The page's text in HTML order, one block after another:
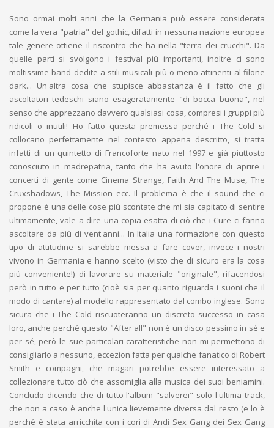
Sono ormai molti anni che la Germania può essere considerata
come la vera "patria" del gothic, difatti in nessuna nazione europea
tale genere ottiene il riscontro che ha nella "terra dei crucchi". Da
quelle parti si svolgono i festival più importanti, inoltre ci sono
moltissime band dedite a stili musicali più o meno attinenti al filone
dark... Un'altra cosa che stupisce abbastanza è il fatto che gli
ascoltatori tedeschi siano esageratamente "di bocca buona", nel
senso che apprezzano davvero qualsiasi cosa, compresi i gruppi più
ridicoli o inutili! Ho fatto questa premessa perché i The Cold si
collocano perfettamente nel contesto appena descritto, si tratta
infatti di un quintetto di Francoforte nato nel 1997 e già piuttosto
conosciuto in madrepatria, tanto che ha avuto l'onore di aprire i
concerti di gente come Cinema Strange, Faith And The Muse, The
Crüxshadows, The Mission ecc. Il problema è che il sound che ci
propone è una delle cose più scontate che mi sia capitato di sentire
ultimamente, vale a dire una copia esatta di ciò che i Cure ci fanno
ascoltare da più di vent'anni... In Italia una formazione con questo
tipo di attitudine si sarebbe messa a fare cover, invece i nostri
vivono in Germania e hanno scelto (visto che di sicuro era la cosa
più conveniente!) di lavorare su materiale "originale", rifacendosi
però in tutto e per tutto (cioè sia per quanto riguarda i suoni che il
modo di cantare) al modello rappresentato dal combo inglese. Sono
sicura che i The Cold riscuoteranno un discreto successo in casa
loro, anche perché questo "After all" non è un disco pessimo in sé e
per sé, però le sue particolari caratteristiche non mi permettono di
consigliarlo a nessuno, eccezion fatta per qualche fanatico di Robert
Smith e compagni, che magari potrebbe essere interessato a
collezionare tutto ciò che assomiglia alla musica dei suoi beniamini.
Concludo dicendo che di tutto l'album "salverei" solo l'ultima track,
che non a caso è anche l'unica lievemente diversa dal resto (e lo è
perché è stata arricchita con i cori di Andi Sex Gang dei Sex Gang